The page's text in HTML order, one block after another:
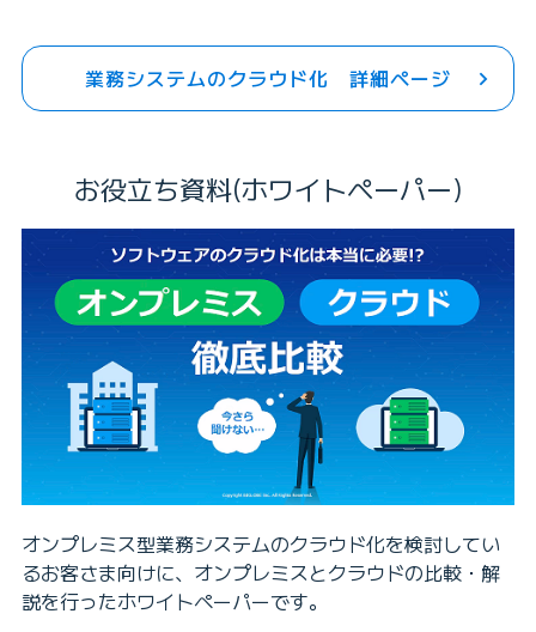
業務システムのクラウド化 詳細ページ
お役立ち資料(ホワイトペーパー)
オンプレミス型業務システムのクラウド化を検討してい
るお客さま向けに、オンプレミスとクラウドの比較・解
説を行ったホワイトペーパーです。